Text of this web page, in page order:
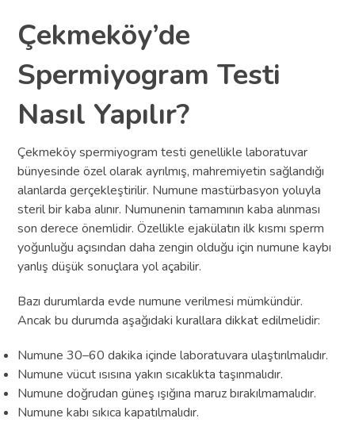
Çekmeköy’de
Spermiyogram Testi
Nasıl Yapılır?
Çekmeköy spermiyogram testi genellikle laboratuvar
bünyesinde özel olarak ayrılmış, mahremiyetin sağlandığı
alanlarda gerçekleştirilir. Numune mastürbasyon yoluyla
steril bir kaba alınır. Numunenin tamamının kaba alınması
son derece önemlidir. Özellikle ejakülatın ilk kısmı sperm
yoğunluğu açısından daha zengin olduğu için numune kaybı
yanlış düşük sonuçlara yol açabilir.
Bazı durumlarda evde numune verilmesi mümkündür.
Ancak bu durumda aşağıdaki kurallara dikkat edilmelidir:
Numune 30–60 dakika içinde laboratuvara ulaştırılmalıdır.
Numune vücut ısısına yakın sıcaklıkta taşınmalıdır.
Numune doğrudan güneş ışığına maruz bırakılmamalıdır.
Numune kabı sıkıca kapatılmalıdır.